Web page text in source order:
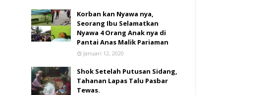
Korban kan Nyawa nya,
Seorang Ibu Selamatkan
Nyawa 4 Orang Anak nya di
Pantai Anas Malik Pariaman
Januari 12, 2020
Shok Setelah Putusan Sidang,
Tahanan Lapas Talu Pasbar
Tewas.